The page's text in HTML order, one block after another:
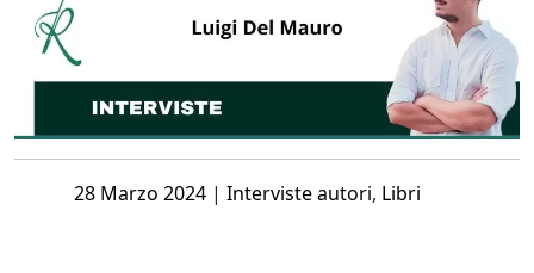
Posted
28 Marzo 2024 | Interviste autori, Libri